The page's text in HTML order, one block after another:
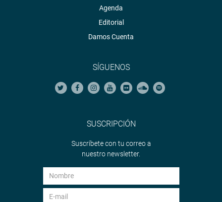
Agenda
Editorial
Damos Cuenta
SÍGUENOS
SUSCRIPCIÓN
Suscríbete con tu correo a
nuestro newsletter.